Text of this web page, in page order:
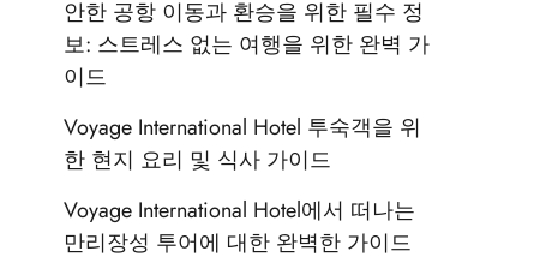
안한 공항 이동과 환승을 위한 필수 정
보: 스트레스 없는 여행을 위한 완벽 가
이드
Voyage International Hotel 투숙객을 위
한 현지 요리 및 식사 가이드
Voyage International Hotel에서 떠나는
만리장성 투어에 대한 완벽한 가이드